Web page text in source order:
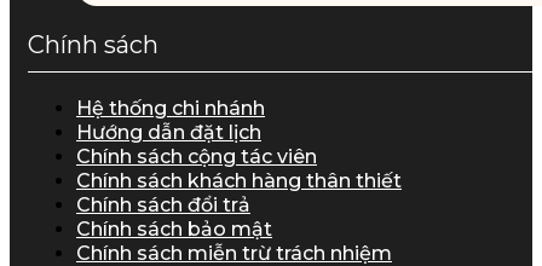
Chính sách
Hệ thống chi nhánh
Hướng dẫn đặt lịch
Chính sách cộng tác viên
Chính sách khách hàng thân thiết
Chính sách đổi trả
Chính sách bảo mật
Chính sách miễn trừ trách nhiệm